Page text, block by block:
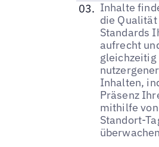
Inhalte
die
Standards
aufrecht
gleichzeitig
Inhalten,
Präsenz
mithilfe
Standort-